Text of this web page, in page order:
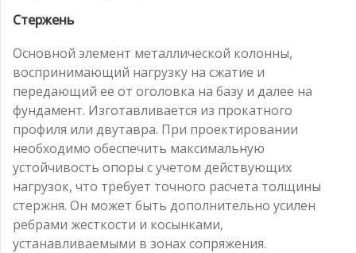
Стержень
Основной элемент металлической колонны,
воспринимающий нагрузку на сжатие и
передающий ее от оголовка на базу и далее на
фундамент. Изготавливается из прокатного
профиля или двутавра. При проектировании
необходимо обеспечить максимальную
устойчивость опоры с учетом действующих
нагрузок, что требует точного расчета толщины
стержня. Он может быть дополнительно усилен
ребрами жесткости и косынками,
устанавливаемыми в зонах сопряжения.